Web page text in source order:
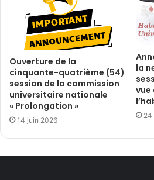
Ouverture de la
cinquante-quatrième (54)
session de la commission
universitaire nationale
« Prolongation »
14 juin 2026
la
vue
24